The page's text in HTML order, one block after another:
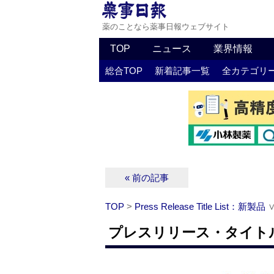
薬のことなら薬事日報ウェブサイト
TOP ニュース 業界情報
総合TOP 新着記事一覧 全カテゴリ
« 前の記事
TOP > Press Release Title List：新製品
プレスリリース・タイ